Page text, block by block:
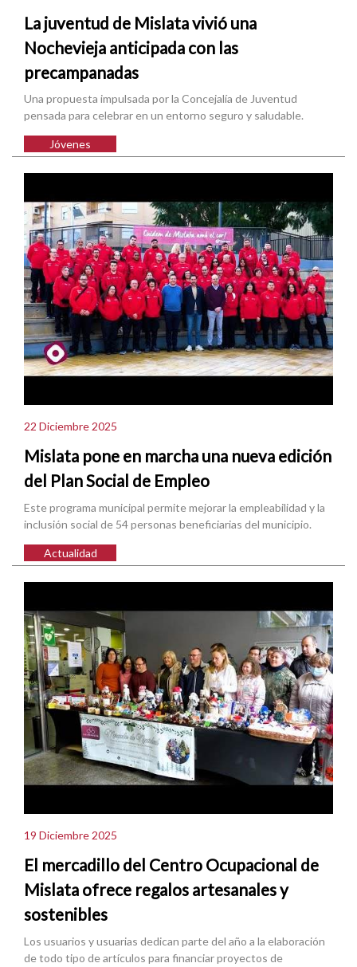
La juventud de Mislata vivió una
Nochevieja anticipada con las
precampanadas
Una propuesta impulsada por la Concejalía de Juventud
pensada para celebrar en un entorno seguro y saludable.
Jóvenes
22 Diciembre 2025
Mislata pone en marcha una nueva edición
del Plan Social de Empleo
Este programa municipal permite mejorar la empleabilidad y la
inclusión social de 54 personas beneficiarias del municipio.
Actualidad
19 Diciembre 2025
El mercadillo del Centro Ocupacional de
Mislata ofrece regalos artesanales y
sostenibles
Los usuarios y usuarias dedican parte del año a la elaboración
de todo tipo de artículos para financiar proyectos de